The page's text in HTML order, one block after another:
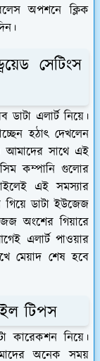
অপশনে ক্লিক
সেটিংস
এলার্ট নিয়ে।
হঠাৎ দেখলেন
আমাদের সাথে এই
কম্পানি গুলোর
এই সমস্যার
গিয়ে ডাটা ইউজেজ
অংশের গিয়ারে
এলার্ট পাওয়ার
মেয়াদ শেষ হবে
টিপস
কারেকশন নিয়ে।
অনেক সময়